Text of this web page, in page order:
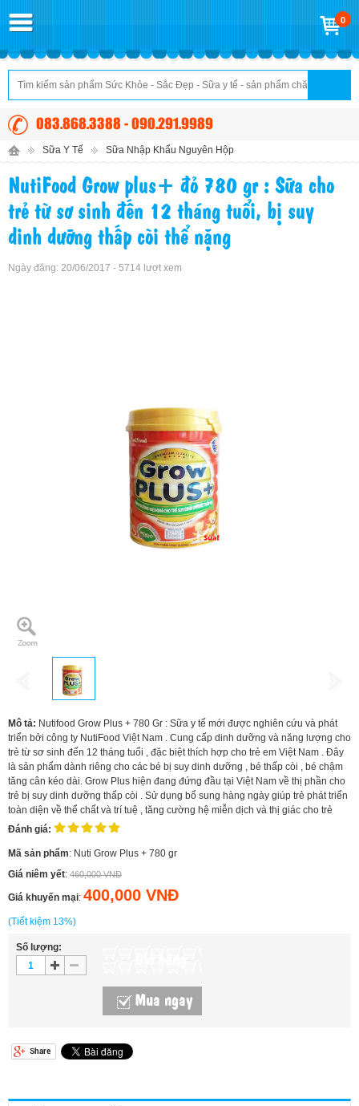
0
083.868.3388 - 090.291.9989
Sữa Y Tế Sữa Nhập Khẩu Nguyên Hộp
NutiFood Grow plus+ đỏ 780 gr : Sữa cho
trẻ từ sơ sinh đến 12 tháng tuổi, bị suy
dinh dưỡng thấp còi thể nặng
Ngày đăng: 20/06/2017 - 5714 lượt xem
Mô tả: Nutifood Grow Plus + 780 Gr : Sữa y tế mới được nghiên cứu và phát
triển bởi công ty NutiFood Việt Nam . Cung cấp dinh dưỡng và năng lượng cho
trẻ từ sơ sinh đến 12 tháng tuổi , đặc biệt thích hợp cho trẻ em Việt Nam . Đây
là sản phẩm dành riêng cho các bé bị suy dinh dưỡng , bé thấp còi , bé chậm
tăng cân kéo dài. Grow Plus hiện đang đứng đầu tại Việt Nam về thị phần cho
trẻ bị suy dinh dưỡng thấp còi . Sử dụng bổ sung hàng ngày giúp trẻ phát triển
toàn diện về thể chất và trí tuệ , tăng cường hệ miễn dịch và thị giác cho trẻ
Đánh giá:
Mã sản phẩm: Nuti Grow Plus + 780 gr
Giá niêm yết: 460,000 VNĐ
Giá khuyến mại: 400,000 VNĐ
(Tiết kiệm 13%)
Số lượng:
Mua ngay